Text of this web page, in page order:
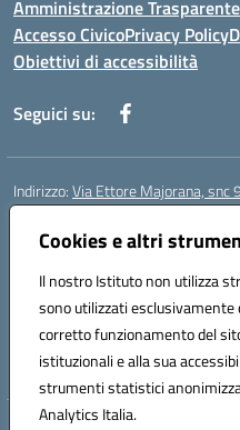
Cookies e altri
Il nostro Istituto non utilizza
sono utilizzati esclusivamente
corretto funzionamento del
istituzionali e alla sua
strumenti statistici
Analytics Italia.
Amministrazione Trasparente
Accesso CivicoPrivacy Policy
Obiettivi di accessibilità
Seguici su:
Indirizzo:Via Ettore Majorana, snc
Centralino:
Email:PAIC8BW002@istruzione.it
Codice fiscale: 97382260822
Codice meccanografico:
Codice Indice delle Pubbliche